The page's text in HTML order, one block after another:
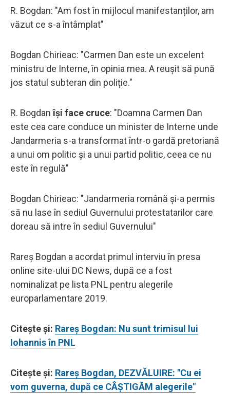
R. Bogdan: "Am fost în mijlocul manifestanților, am
văzut ce s-a întâmplat"
Bogdan Chirieac: "Carmen Dan este un excelent
ministru de Interne, în opinia mea. A reușit să pună
jos statul subteran din poliție."
R. Bogdanîși face cruce: "Doamna Carmen Dan
este cea care conduce un minister de Interne unde
Jandarmeria s-a transformat într-o gardă pretoriană
a unui om politic și a unui partid politic, ceea ce nu
este în regulă"
Bogdan Chirieac: "Jandarmeria română și-a permis
să nu lase în sediul Guvernului protestatarilor care
doreau să intre în sediul Guvernului"
Rareş Bogdan a acordat primul interviu în presa
online site-ului DC News, după ce a fost
nominalizat pe lista PNL pentru alegerile
europarlamentare 2019.
Citește și: Rareș Bogdan: Nu sunt trimisul lui
Iohannis în PNL
Citește și: Rareș Bogdan, DEZVĂLUIRE: "Cu ei
vom guverna, după ce CÂȘTIGĂM alegerile"